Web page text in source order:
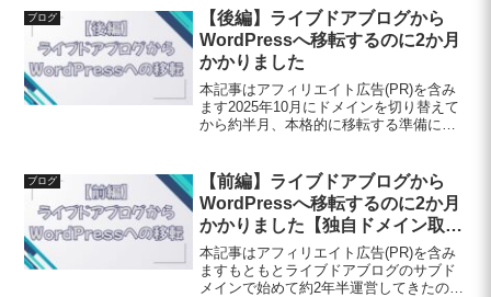
ブログ
【後編】ライブドアブログから
WordPressへ移転するのに2か月
かかりました
本記事はアフィリエイト広告(PR)を含み
ます2025年10月にドメインを切り替えて
から約半月、本格的に移転する準備に取
ーバーはこちらを使いました。ならドメ
インが2つまで...
ブログ
【前編】ライブドアブログから
WordPressへ移転するのに2か月
かかりました【独自ドメイン取得
手順】
本記事はアフィリエイト広告(PR)を含み
ますもともとライブドアブログのサブド
メインで始めて約2年半運営してきたので